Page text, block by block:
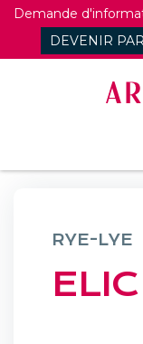
Skip
content
Demande
DEVENIR
RYE-LYE